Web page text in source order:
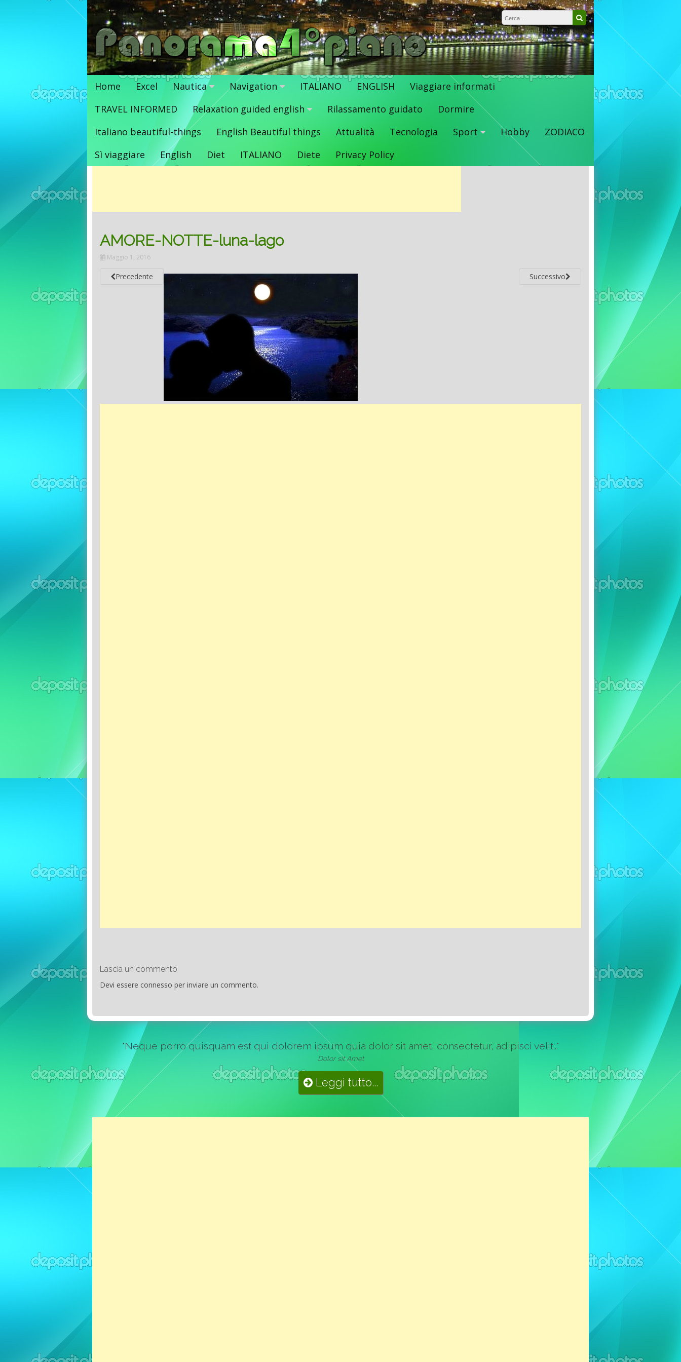
Vai
contenuto
Ricerca per:
Cerca
Home Excel Nautica Navigation ITALIANO ENGLISH
Viaggiare informati
TRAVEL INFORMED
Relaxation guided english Rilassamento guidato
Dormire
Italiano beautiful-things
English Beautiful things Attualità Tecnologia Sport Hobby
ZODIACO
Sì viaggiare
English Diet ITALIANO Diete Privacy Policy
AMORE-NOTTE-luna-lago
Maggio 1, 2016
Precedente Successivo
Lascia un commento
Devi essere connesso per inviare un commento.
"Neque porro quisquam est qui dolorem ipsum quia dolor sit amet, consectetur, adipisci velit..."
Dolor sit Amet
Leggi tutto...